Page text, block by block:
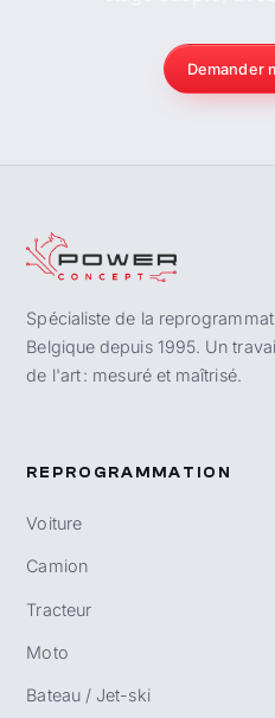
Demander
Spécialiste de la
Belgique depuis 1995. Un
de l'art : mesuré et maîtrisé.
REPROGRAMMATION
Voiture
Camion
Tracteur
Moto
Bateau / Jet-ski